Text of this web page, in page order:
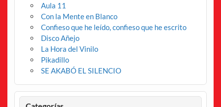
Aula 11
Con la Mente en Blanco
Confieso que he leído, confieso que he escrito
Disco Añejo
La Hora del Vinilo
Pikadillo
SE AKABÓ EL SILENCIO